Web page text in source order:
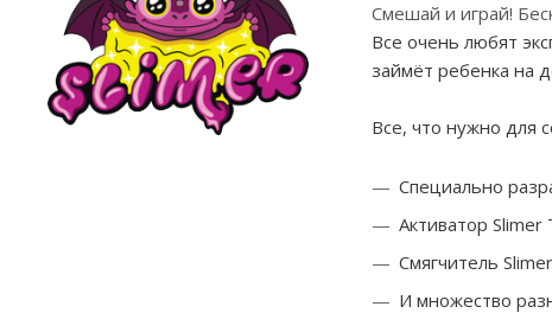
Смешай и играй!
Все очень любят
займёт ребенка на
Все, что нужно для
Специально
Активатор
Смягчитель
И множество